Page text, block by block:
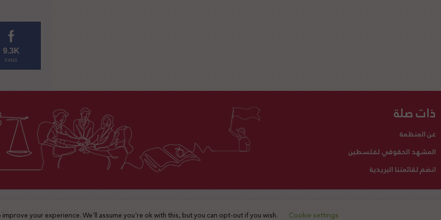
9.3K
FANS
ذات صلة
عن المنظمة
المشهد الحقوقي لفلسطين
انضم لقائمتنا البريدية
اتصل بنا تبرع لنا 2025 © جميع الحقوق محفوظة
your experience. We'll assume you're ok with this, but you can opt-out if you wish. Cookie settings